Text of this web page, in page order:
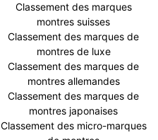
Classement des marques
montres suisses
Classement des marques de
montres de luxe
Classement des marques de
montres allemandes
Classement des marques de
montres japonaises
Classement des micro-marques